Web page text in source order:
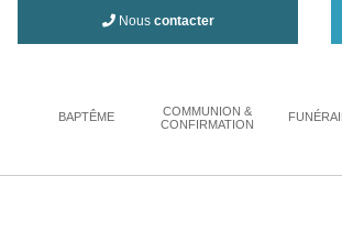
Nous contacter
BAPTÊME
COMMUNION &
CONFIRMATION